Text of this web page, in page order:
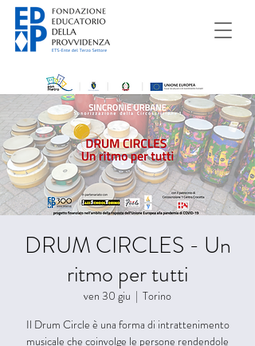
DRUM CIRCLES - Un
ritmo per tutti
ven 30 giu
  |
Torino
Il Drum Circle è una forma di intrattenimento
musicale che coinvolge le persone rendendole